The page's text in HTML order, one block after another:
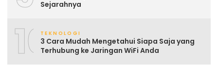
Sejarahnya
10TEKNOLOGI
3 Cara Mudah Mengetahui Siapa Saja yang
Terhubung ke Jaringan WiFi Anda